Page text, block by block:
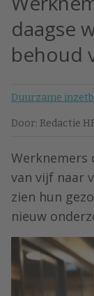
daagse
behoud
Duurzame
Door: Redactie
Werknemers
van vijf naar
zien hun
nieuw